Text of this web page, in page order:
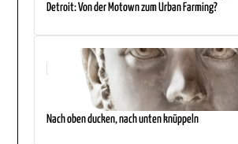
Detroit: Von der Motown zum Urban Farming?
Nach oben ducken, nach unten knüppeln